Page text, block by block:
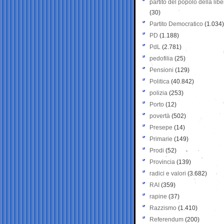
partito del popolo della
(30)
Partito Democratico (1.034)
PD (1.188)
PdL (2.781)
pedofilia (25)
Pensioni (129)
Politica (40.842)
polizia (253)
Porto (12)
povertà (502)
Presepe (14)
Primarie (149)
Prodi (52)
Provincia (139)
radici e valori (3.682)
RAI (359)
rapine (37)
Razzismo (1.410)
Referendum (200)